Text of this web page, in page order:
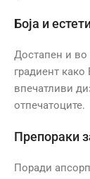
Боја и
Достапен и во
градиент
впечатливи
отпечатоците.
Препораки
Поради